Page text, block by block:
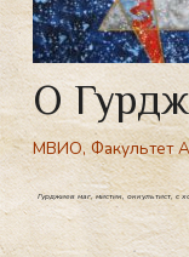
О
МВИО,Факультет
Гурджиев маг, мистик, оккультист, с